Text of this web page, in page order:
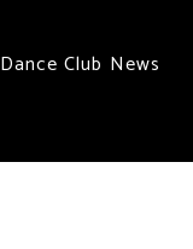
Dance Club News